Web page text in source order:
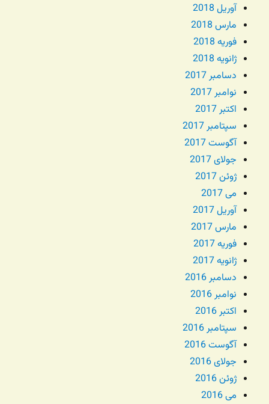
آوریل 2018
مارس 2018
فوریه 2018
ژانویه 2018
دسامبر 2017
نوامبر 2017
اکتبر 2017
سپتامبر 2017
آگوست 2017
جولای 2017
ژوئن 2017
می 2017
آوریل 2017
مارس 2017
فوریه 2017
ژانویه 2017
دسامبر 2016
نوامبر 2016
اکتبر 2016
سپتامبر 2016
آگوست 2016
جولای 2016
ژوئن 2016
می 2016